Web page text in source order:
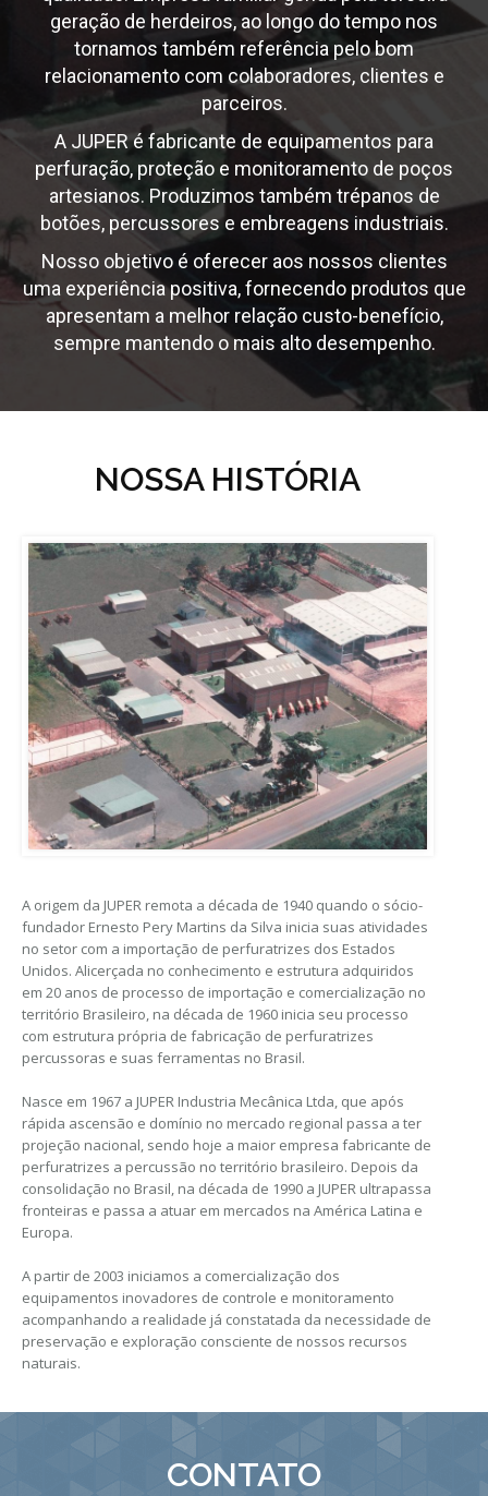
geração de herdeiros, ao longo do tempo nos
tornamos também referência pelo bom
relacionamento com colaboradores, clientes e
parceiros.
A JUPER é fabricante de equipamentos para
perfuração, proteção e monitoramento de poços
artesianos. Produzimos também trépanos de
botões, percussores e embreagens industriais.
Nosso objetivo é oferecer aos nossos clientes
uma experiência positiva, fornecendo produtos que
apresentam a melhor relação custo-benefício,
sempre mantendo o mais alto desempenho.
NOSSA HISTÓRIA
A origem da JUPER remota a década de 1940 quando o sócio-
fundador Ernesto Pery Martins da Silva inicia suas atividades
no setor com a importação de perfuratrizes dos Estados
Unidos. Alicerçada no conhecimento e estrutura adquiridos
em 20 anos de processo de importação e comercialização no
território Brasileiro, na década de 1960 inicia seu processo
com estrutura própria de fabricação de perfuratrizes
percussoras e suas ferramentas no Brasil.
Nasce em 1967 a JUPER Industria Mecânica Ltda, que após
rápida ascensão e domínio no mercado regional passa a ter
projeção nacional, sendo hoje a maior empresa fabricante de
perfuratrizes a percussão no território brasileiro. Depois da
consolidação no Brasil, na década de 1990 a JUPER ultrapassa
fronteiras e passa a atuar em mercados na América Latina e
Europa.
A partir de 2003 iniciamos a comercialização dos
equipamentos inovadores de controle e monitoramento
acompanhando a realidade já constatada da necessidade de
preservação e exploração consciente de nossos recursos
naturais.
CONTATO